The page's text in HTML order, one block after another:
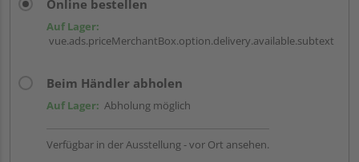
Online bestellen
Auf Lager:
vue.ads.priceMerchantBox.option.delivery.available.subtext
Beim Händler abholen
Auf Lager: Abholung möglich
Verfügbar in der Ausstellung - vor Ort ansehen.